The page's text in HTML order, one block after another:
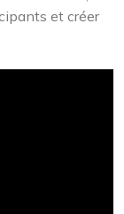
et créer